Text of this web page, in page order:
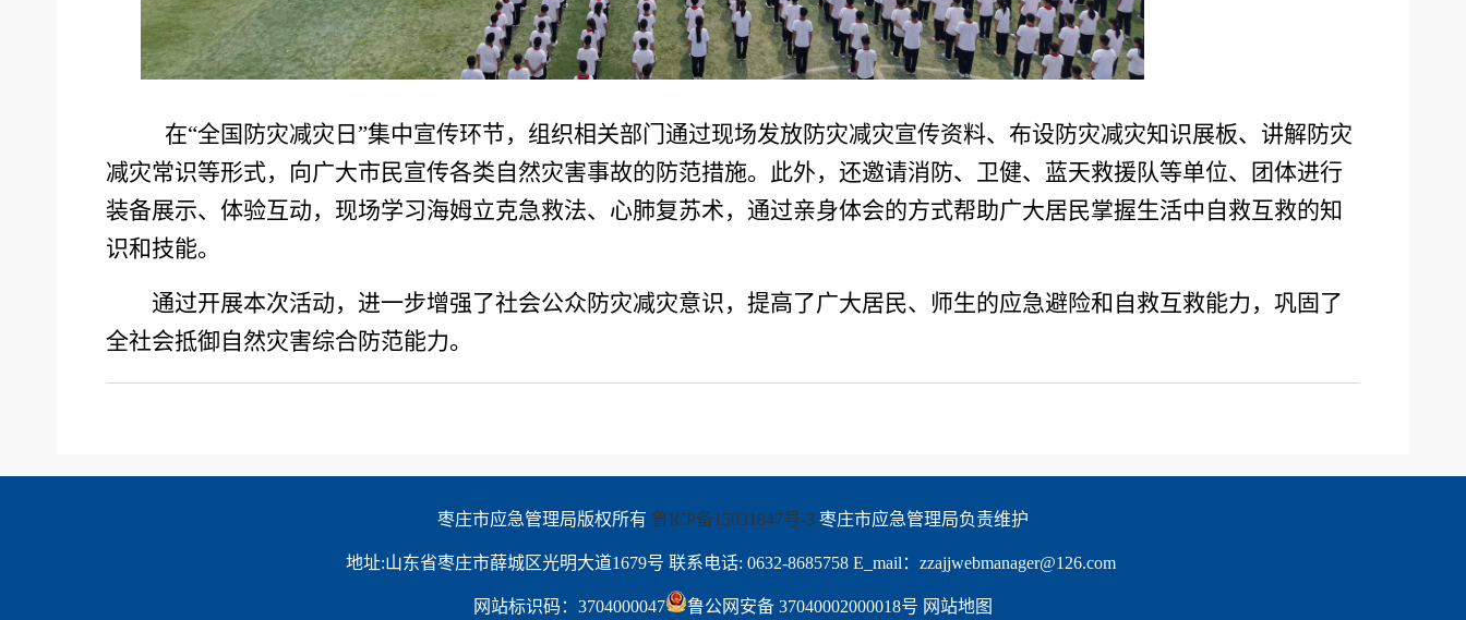
在“全国防灾减灾日”集中宣传环节，组织相关部门通过现场发放防灾减灾宣传资料、布设防灾减灾知识展板、讲解防灾
减灾常识等形式，向广大市民宣传各类自然灾害事故的防范措施。此外，还邀请消防、卫健、蓝天救援队等单位、团体进行
装备展示、体验互动，现场学习海姆立克急救法、心肺复苏术，通过亲身体会的方式帮助广大居民掌握生活中自救互救的知
识和技能。
通过开展本次活动，进一步增强了社会公众防灾减灾意识，提高了广大居民、师生的应急避险和自救互救能力，巩固了
全社会抵御自然灾害综合防范能力。
枣庄市应急管理局版权所有 鲁ICP备15031847号-3 枣庄市应急管理局负责维护
地址:山东省枣庄市薛城区光明大道1679号 联系电话: 0632-8685758 E_mail：zzajjwebmanager@126.com
网站标识码：3704000047 鲁公网安备 37040002000018号 网站地图